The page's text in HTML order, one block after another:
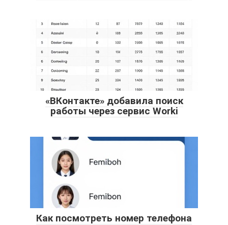
«ВКонтакте» добавила поиск
работы через сервис Worki
Как посмотреть номер телефона